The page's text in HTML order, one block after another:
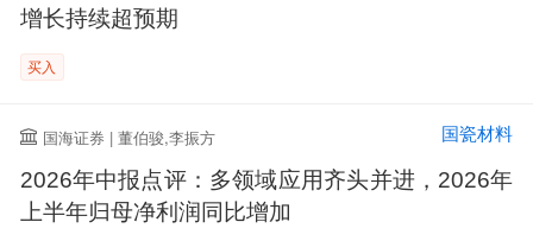
增长持续超预期
买入
国海证券 | 董伯骏,李振方 国瓷材料
2026年中报点评：多领域应用齐头并进，2026年
上半年归母净利润同比增加